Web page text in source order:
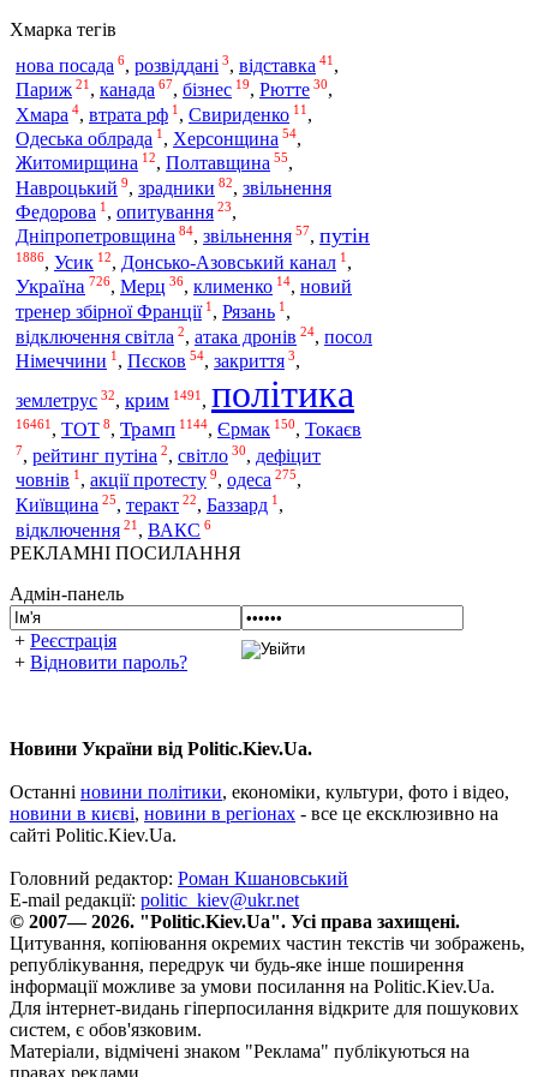
Хмарка тегів
нова посада 6, розвіддані 3, відставка 41 ,
Париж 21 , канада 67, бізнес 19, Рютте 30,
Хмара 4, втрата рф 1 , Свириденко 11 ,
Одеська облрада 1 , Херсонщина 54,
Житомирщина 12, Полтавщина 55,
Навроцький 9, зрадники 82, звільнення
Федорова 1 , опитування 23,
Дніпропетровщина 84, звільнення 57, путін
1886, Усик 12, Донсько-Азовський канал 1 ,
Україна 726, Мерц 36, клименко 14, новий
тренер збірної Франції 1 , Рязань 1 ,
відключення світла 2, атака дронів 24, посол
Німеччини 1 , Пєсков 54, закриття 3,
землетрус 32, крим 1491 , політика
16461 , ТОТ 8, Трамп 1144, Єрмак 150, Токаєв
7, рейтинг путіна 2, світло 30, дефіцит
човнів 1 , акції протесту 9, одеса 275,
Київщина 25, теракт 22, Баззард 1 ,
відключення 21 , ВАКС 6
РЕКЛАМНІ ПОСИЛАННЯ
Адмін-панель
+ Реєстрація
+ Відновити пароль?
Новини України від Politic.Kiev.Ua.
Останні новини політики, економіки, культури, фото і відео,
новини в києві, новини в регіонах - все це ексклюзивно на
сайті Politic.Kiev.Ua.
Головний редактор: Роман Кшановський
E-mail редакції: politic_kiev@ukr.net
© 2007— 2026. "Politic.Kiev.Ua". Усі права захищені.
Цитування, копіювання окремих частин текстів чи зображень,
републікування, передрук чи будь-яке інше поширення
інформації можливе за умови посилання на Politic.Kiev.Ua.
Для інтернет-видань гіперпосилання відкрите для пошукових
систем, є обов'язковим.
Матеріали, відмічені знаком "Реклама" публікуються на
правах реклами.